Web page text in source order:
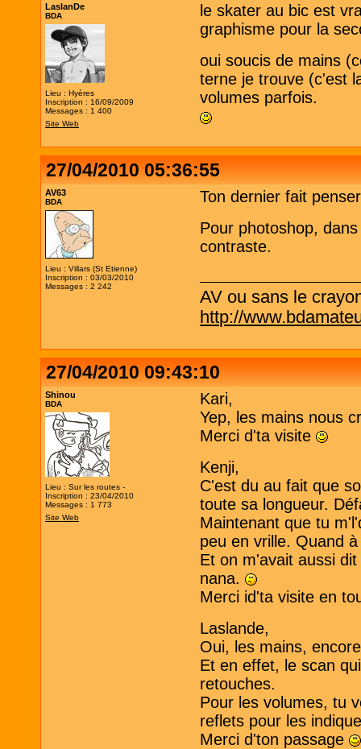
LaslanDe
BDA
Lieu : Hyères
Inscription : 16/09/2009
Messages : 1 400
Site Web
le skater au bic est
graphisme pour la
oui soucis de mains
terne je trouve (c'est
volumes parfois.
27/04/2010 05:36:55
AV63
BDA
Lieu : Villars (St Etienne)
Inscription : 03/03/2010
Messages : 2 242
Ton dernier fait
Pour photoshop,
contraste.
AV ou sans le
http://
27/04/2010 09:43:10
Shinou
BDA
Lieu : Sur les routes -
Inscription : 23/04/2010
Messages : 1 773
Site Web
Kari,
Yep, les mains nous
Merci d'ta visite
Kenji,
C'est du au fait que
toute sa longueur.
Maintenant que tu
peu en vrille. Quand
Et on m'avait aussi
nana.
Merci id'ta visite en
Laslande,
Oui, les mains,
Et en effet, le scan
retouches.
Pour les volumes, tu
reflets pour les
Merci d'ton passage